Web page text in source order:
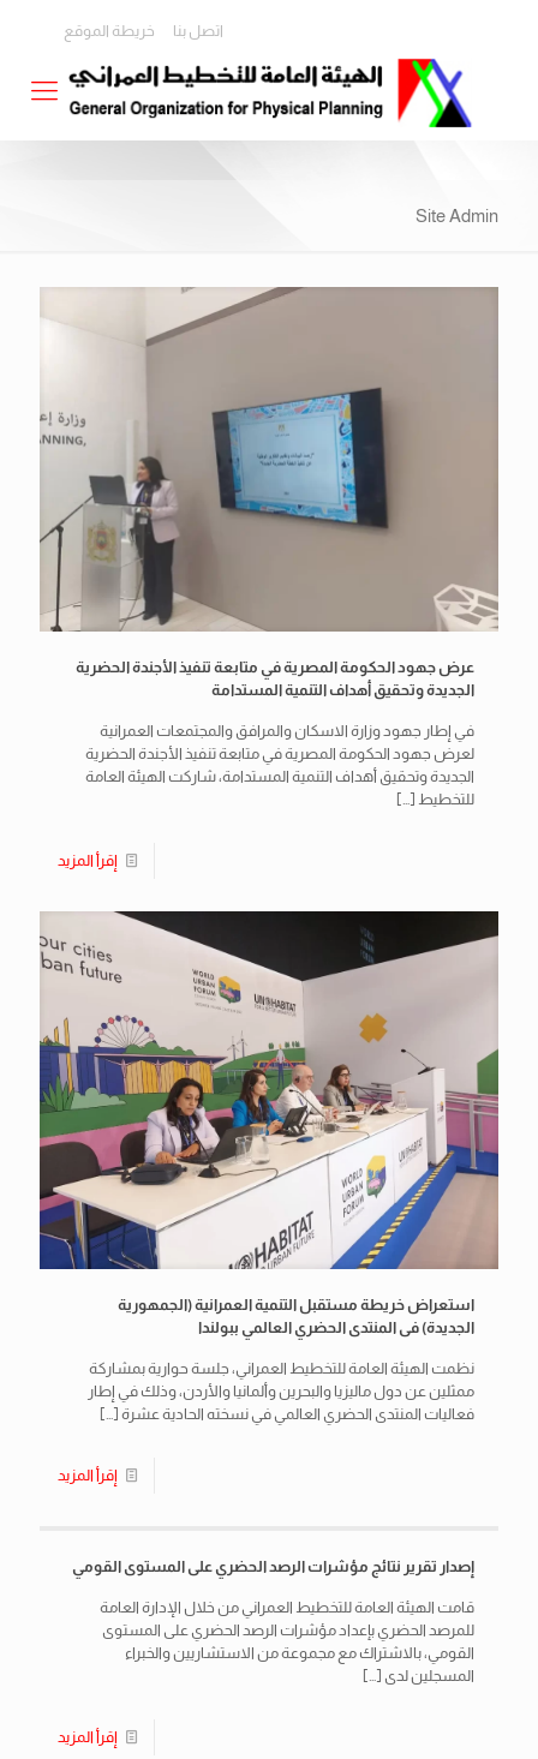
اتصل بنا خريطة الموقع
Site Admin
عرض جهود الحكومة المصرية في متابعة تنفيذ الأجندة الحضرية
الجديدة وتحقيق أهداف التنمية المستدامة
في إطار جهود وزارة الاسكان والمرافق والمجتمعات العمرانية
لعرض جهود الحكومة المصرية في متابعة تنفيذ الأجندة الحضرية
الجديدة وتحقيق أهداف التنمية المستدامة، شاركت الهيئة العامة
للتخطيط […]
إقرأ المزيد
استعراض خريطة مستقبل التنمية العمرانية (الجمهورية
الجديدة) فى المنتدى الحضري العالمي ببولندا
نظمت الهيئة العامة للتخطيط العمراني، جلسة حوارية بمشاركة
ممثلين عن دول ماليزيا والبحرين وألمانيا والأردن، وذلك في إطار
فعاليات المنتدى الحضري العالمي في نسخته الحادية عشرة […]
إقرأ المزيد
إصدار تقرير نتائج مؤشرات الرصد الحضري على المستوى القومي
قامت الهيئة العامة للتخطيط العمراني من خلال الإدارة العامة
للمرصد الحضري بإعداد مؤشرات الرصد الحضري على المستوى
القومي، بالاشتراك مع مجموعة من الاستشاريين والخبراء
المسجلين لدى […]
إقرأ المزيد